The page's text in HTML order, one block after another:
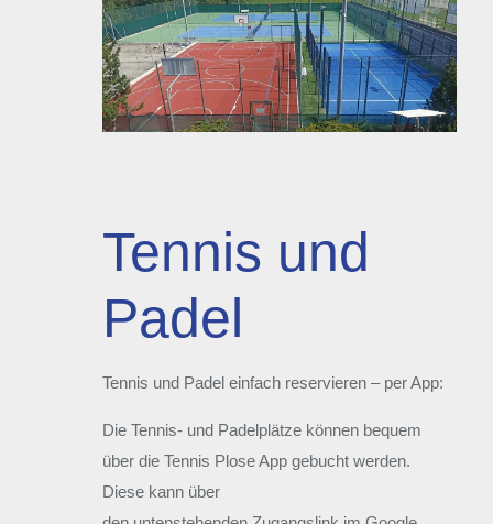
Tennis und
Padel
Tennis und Padel einfach reservieren – per App:
Die Tennis- und Padelplätze können bequem
über die Tennis Plose App gebucht werden.
Diese kann über